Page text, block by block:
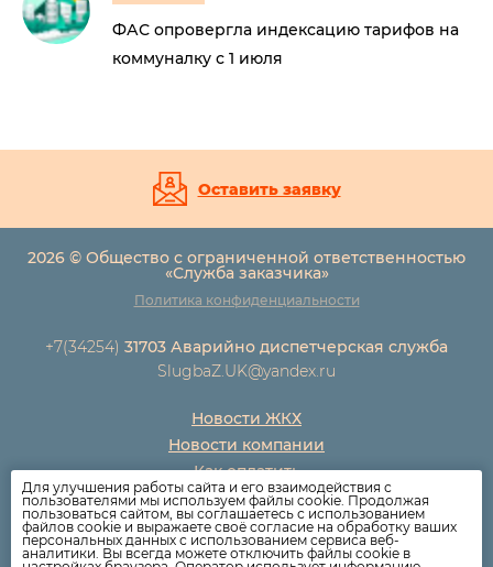
ФАС опровергла индексацию тарифов на
коммуналку с 1 июля
Оставить заявку
2026 © Общество с ограниченной ответственностью
«Служба заказчика»
Политика конфиденциальности
+7(34254) 31703 Аварийно диспетчерская служба
SlugbaZ.UK@yandex.ru
Новости ЖКХ
Новости компании
Как оплатить
Дома
Раскрытие информации
Вопросы
Для улучшения работы сайта и его взаимодействия с
пользователями мы используем файлы cookie. Продолжая
пользоваться сайтом, вы соглашаетесь с использованием
файлов cookie и выражаете своё согласие на обработку ваших
персональных данных с использованием сервиса веб-
аналитики. Вы всегда можете отключить файлы cookie в